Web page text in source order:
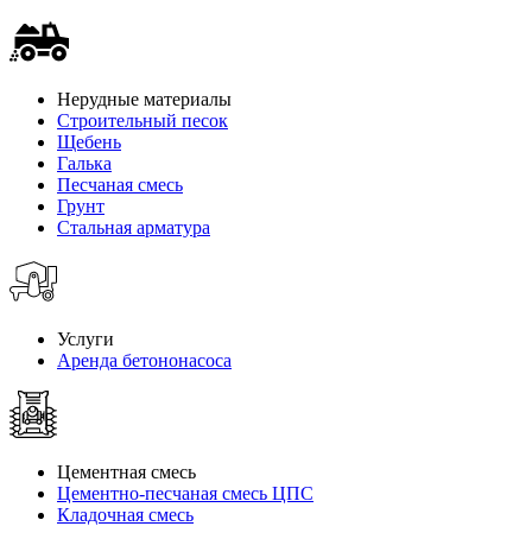
Нерудные материалы
Строительный песок
Щебень
Галька
Песчаная смесь
Грунт
Стальная арматура
Услуги
Аренда бетононасоса
Цементная смесь
Цементно-песчаная смесь ЦПС
Кладочная смесь